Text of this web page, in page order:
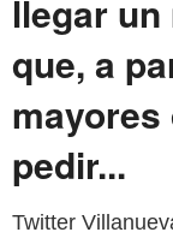
llegar
que, a
mayores
pedir...
Twitter